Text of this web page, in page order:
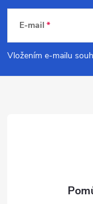
p
a
E-mail
Vložením e-mailu